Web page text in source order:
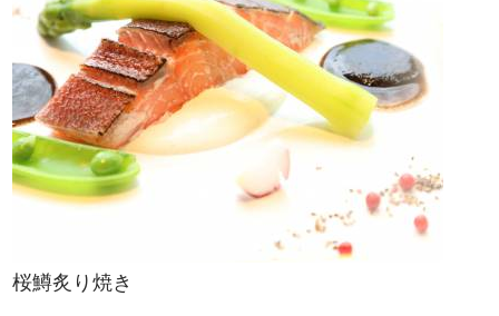
桜鱒炙り焼き